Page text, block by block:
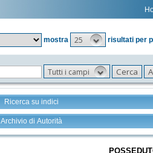
mostra
25 risultati per
Tutti i campi
Ricerca su indici
Archivio di Autorità